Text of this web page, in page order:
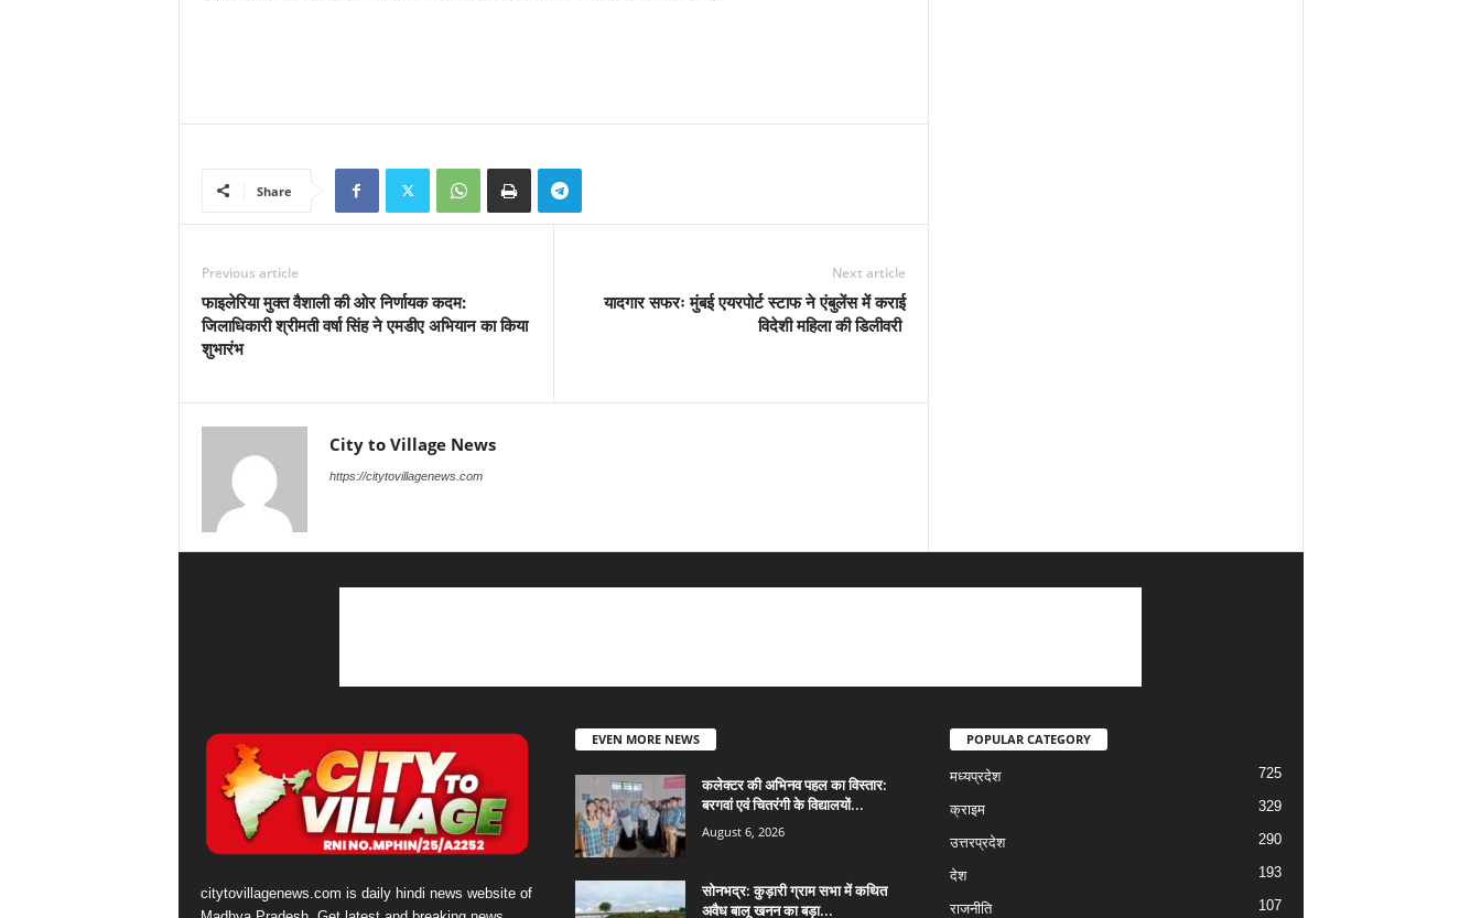
Share
Previous article
फाइलेरिया मुक्त वैशाली की ओर निर्णायक कदम:
जिलाधिकारी श्रीमती वर्षा सिंह ने एमडीए अभियान का किया
शुभारंभ
Next article
यादगार सफरः मुंबई एयरपोर्ट स्टाफ ने एंबुलेंस में कराई
विदेशी महिला की डिलीवरी
City to Village News
https://citytovillagenews.com
citytovillagenews.com is daily hindi news website of
EVEN MORE NEWS
कलेक्टर की अभिनव पहल का विस्तार:
बरगवां एवं चितरंगी के विद्यालयों...
August 6, 2026
सोनभद्र: कुड़ारी ग्राम सभा में कथित
अवैध बालू खनन का बड़ा...
POPULAR CATEGORY
मध्यप्रदेश 725
क्राइम 329
उत्तरप्रदेश 290
देश 193
राजनीति 107